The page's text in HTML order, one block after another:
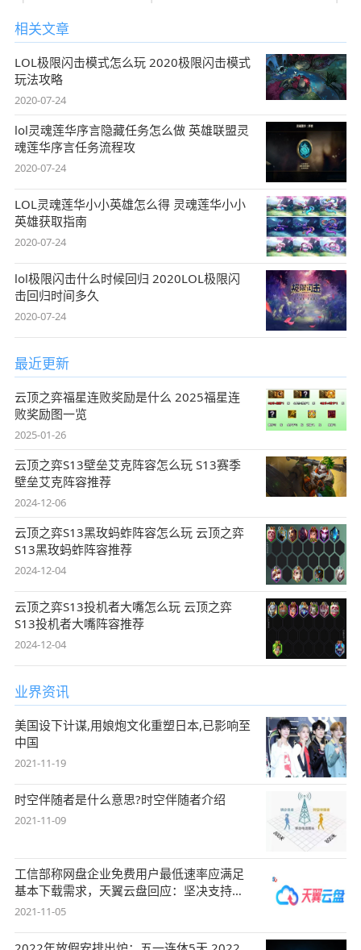
相关文章
LOL极限闪击模式怎么玩 2020极限闪击模式
玩法攻略
2020-07-24
lol灵魂莲华序言隐藏任务怎么做 英雄联盟灵
魂莲华序言任务流程攻
2020-07-24
LOL灵魂莲华小小英雄怎么得 灵魂莲华小小
英雄获取指南
2020-07-24
lol极限闪击什么时候回归 2020LOL极限闪
击回归时间多久
2020-07-24
最近更新
云顶之弈福星连败奖励是什么 2025福星连
败奖励图一览
2025-01-26
云顶之弈S13壁垒艾克阵容怎么玩 S13赛季
壁垒艾克阵容推荐
2024-12-06
云顶之弈S13黑玫蚂蚱阵容怎么玩 云顶之弈
S13黑玫蚂蚱阵容推荐
2024-12-04
云顶之弈S13投机者大嘴怎么玩 云顶之弈
S13投机者大嘴阵容推荐
2024-12-04
业界资讯
美国设下计谋,用娘炮文化重塑日本,已影响至
中国
2021-11-19
时空伴随者是什么意思?时空伴随者介绍
2021-11-09
工信部称网盘企业免费用户最低速率应满足
基本下载需求，天翼云盘回应：坚决支持，
始终
2021-11-05